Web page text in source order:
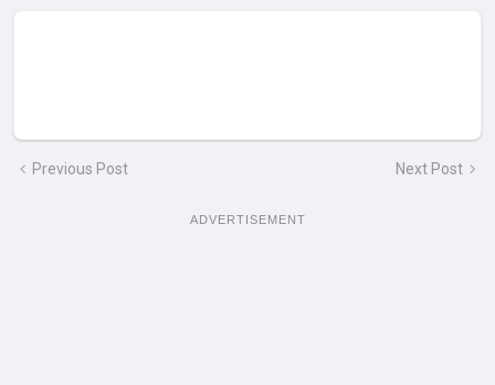
Previous Post Next Post
ADVERTISEMENT